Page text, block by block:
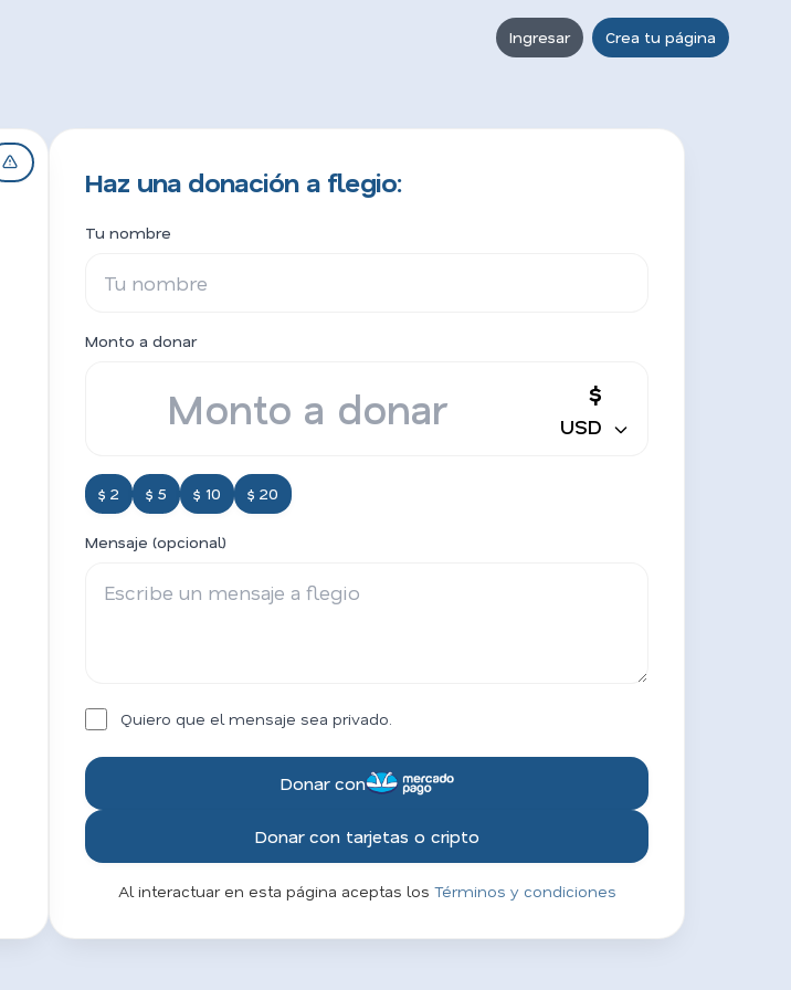
Ingresar Crea tu página
Haz una donación a flegio:
Tu nombre
Monto a donar
$
USD
$ 2 $ 5 $ 10 $ 20
Mensaje (opcional)
Quiero que el mensaje sea privado.
Donar con
Donar con tarjetas o cripto
Al interactuar en esta página aceptas los Términos y condiciones